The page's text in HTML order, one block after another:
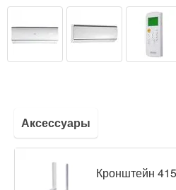
Аксессуары
Кронштейн